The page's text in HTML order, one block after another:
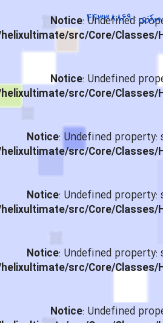
Notice: Undefined
src/Core/Classes/
Notice: Undefined
src/Core/Classes/
Notice: Undefined property:
src/Core/Classes/
Notice: Undefined property:
src/Core/Classes/
Notice: Undefined property:
src/Core/Classes/
Notice: Undefined
: 44338869